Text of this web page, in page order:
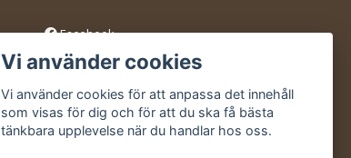
Facebook
Instagram
YouTube
Vi använder cookies
Vi använder cookies för att anpassa det innehåll
som visas för dig och för att du ska få bästa
tänkbara upplevelse när du handlar hos oss.